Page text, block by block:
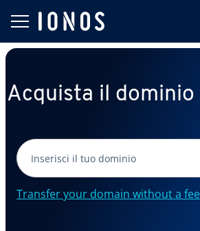
Acquista il dominio
Transfer your domain without a fee